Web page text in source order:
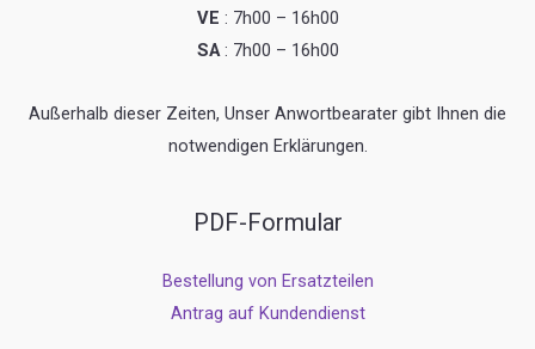
VE : 7h00 – 16h00
SA: 7h00 – 16h00
Außerhalb dieser Zeiten, Unser Anwortbearater gibt Ihnen die
notwendigen Erklärungen.
PDF-Formular
Bestellung von Ersatzteilen
Antrag auf Kundendienst